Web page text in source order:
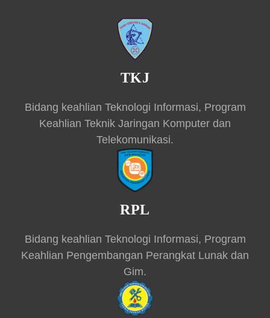
TKJ
Bidang keahlian Teknologi Informasi, Program
Keahlian Teknik Jaringan Komputer dan
Telekomunikasi.
RPL
Bidang keahlian Teknologi Informasi, Program
Keahlian Pengembangan Perangkat Lunak dan
Gim.